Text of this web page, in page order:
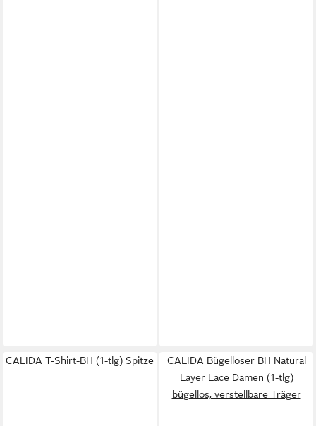
CALIDA T-Shirt-BH (1-tlg) Spitze
CALIDA Bügelloser BH Natural
Layer Lace Damen (1-tlg)
bügellos, verstellbare Träger